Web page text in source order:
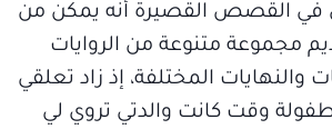
في القصص القصيرة أنه يمكن من
مجموعة متنوعة من الروايات
والنهايات المختلفة، إذ زاد تعلقي
وقت كانت والدتي تروي لي